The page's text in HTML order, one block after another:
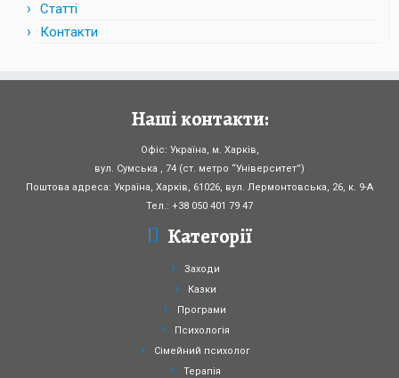
Статті
Контакти
Наші контакти:
Офіс: Україна, м. Харків,
вул. Сумська , 74 (ст. метро “Університет”)
Поштова адреса: Україна, Харків, 61026, вул. Лермонтовська, 26, к. 9-А
Тел.: +38 050 401 79 47
Категорії
Заходи
Казки
Програми
Психологія
Сімейний психолог
Терапія